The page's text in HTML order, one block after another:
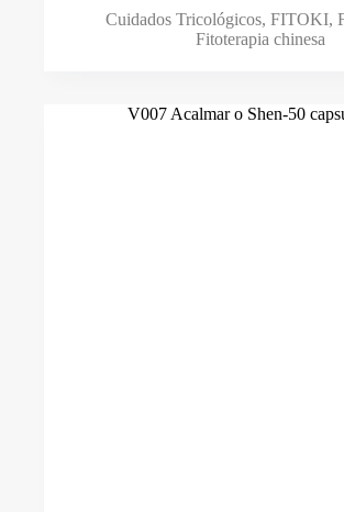
Cuidados Tricológicos,FITOKI,
Fitoterapia chinesa